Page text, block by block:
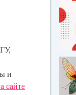
и
сайте